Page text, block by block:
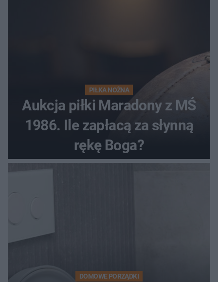
PIŁKA NOŻNA
Aukcja piłki Maradony z MŚ
1986. Ile zapłacą za słynną
rękę Boga?
DOMOWE PORZĄDKI